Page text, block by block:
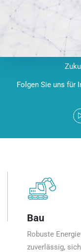
Folgen Sie uns für
Bau
Robuste
zuverlässig,